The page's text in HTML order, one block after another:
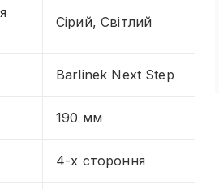
Сірий, Світлий
Barlinek Next Step
190 мм
4-х стороння